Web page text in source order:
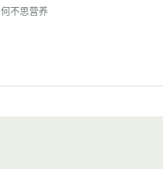
何不思营养